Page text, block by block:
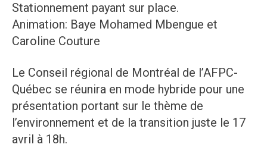
Stationnement payant sur place.
Animation: Baye Mohamed Mbengue et
Caroline Couture
Le Conseil régional de Montréal de l’AFPC-
Québec se réunira en mode hybride pour une
présentation portant sur le thème de
l’environnement et de la transition juste le 17
avril à 18h.